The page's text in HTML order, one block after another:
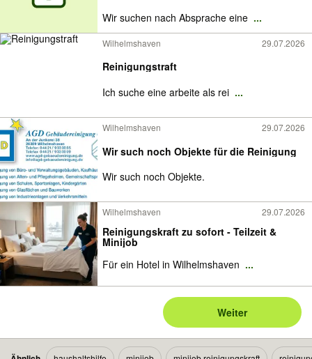
Wir suchen nach Absprache eine ...
Wilhelmshaven 29.07.2026
Reinigungstraft
Ich suche eine arbeite als rei ...
Wilhelmshaven 29.07.2026
Wir such noch Objekte für die Reinigung
Wir such noch Objekte.
Wilhelmshaven 29.07.2026
Reinigungskraft zu sofort - Teilzeit &
Minijob
Für ein Hotel in Wilhelmshaven ...
Weiter